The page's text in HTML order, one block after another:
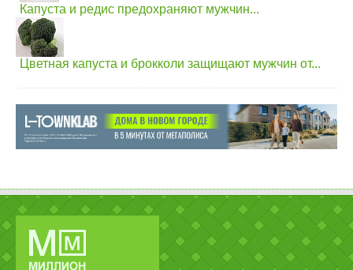
Капуста и редис предохраняют мужчин...
Цветная капуста и брокколи защищают мужчин от...